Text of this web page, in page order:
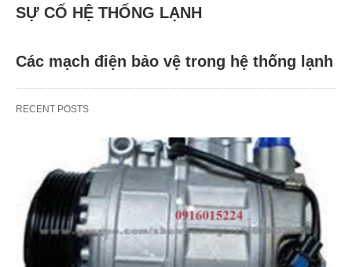
SỰ CỐ HỆ THỐNG LẠNH
Các mạch điện bảo vệ trong hệ thống lạnh
RECENT POSTS